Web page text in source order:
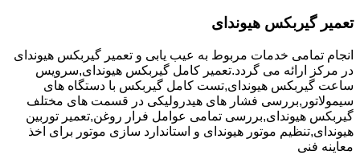
تعمیر گیربکس هیوندای
انجام تمامی خدمات مربوط به عیب یابی و تعمیر گیربکس هیوندای
در مرکز ارائه می گردد.تعمیر کامل گیربکس هیوندای,سرویس
ساعت گیربکس هیوندای,تست کامل گیربکس با دستگاه های
سیمولاتور,بررسی فشار های هیدرولیکی در قسمت های مختلف
گیربکس هیوندای,بررسی تمامی عوامل فرار روغن,تعمیر توربین
هیوندای,تنظیم موتور هیوندای و استاندارد سازی موتور برای اخذ
معاینه فنی